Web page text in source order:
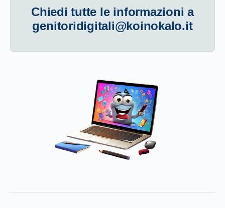
Chiedi tutte le informazioni a
genitoridigitali@koinokalo.it